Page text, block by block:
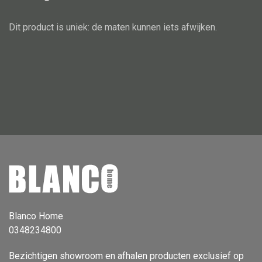
Bank IJzer
Tafellamp
Vloerlamp
Wandlamp
Lampenkappen
Dit product is uniek: de maten kunnen iets afwijken.
Blanco Home
0348234800
Bezichtigen showroom en afhalen producten exclusief op